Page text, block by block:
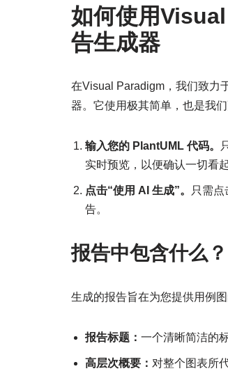
如何使用
告生成器
在Visual Paradigm，我们致力
器。它使用极其简单，也是我
输入您的 PlantUML 代码。
实时预览，以便确认一切看
点击“使用 AI 生成”。
只需
告。
报告中包含什么？
生成的报告旨在为您提供用例
报告标题： 一个清晰简洁的
高层次概要： 对整个图表所